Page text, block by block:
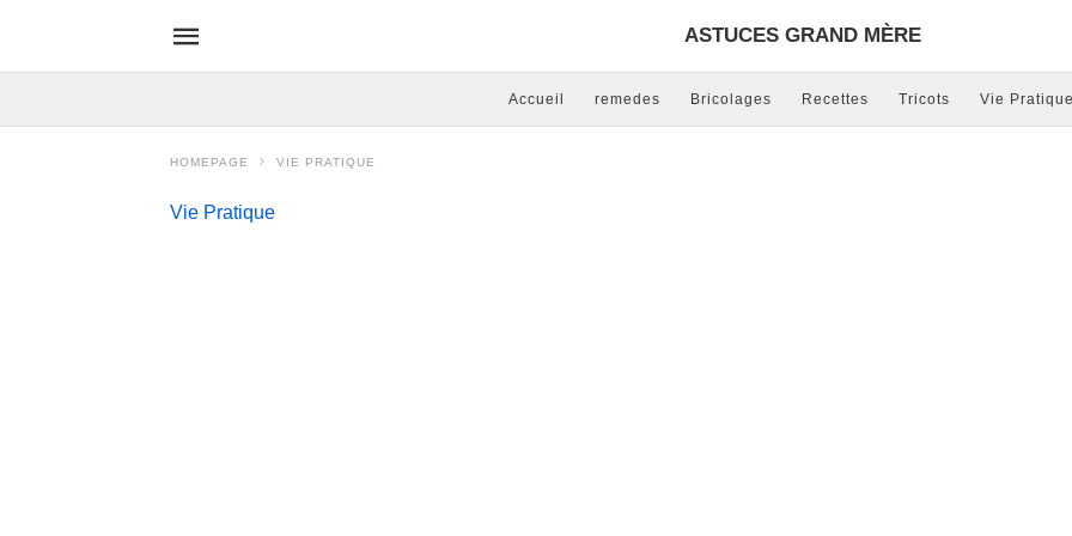
ASTUCES GRAND MÈRE
Accueil remedes Bricolages Recettes Tricots Vie Pratique
HOMEPAGE VIE PRATIQUE
Vie Pratique